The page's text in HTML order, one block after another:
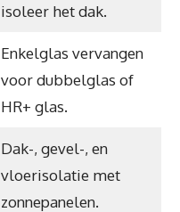
isoleer het dak.
Enkelglas vervangen
voor dubbelglas of
HR+ glas.
Dak-, gevel-, en
vloerisolatie met
zonnepanelen.